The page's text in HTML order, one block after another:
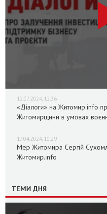
12.07.2024, 12:36
«Діалоги» на Житомир.info
Житомирщини в умовах
17.04.2024, 10:29
Мер Житомира Сергій
Житомир.info
ТЕМИ ДНЯ